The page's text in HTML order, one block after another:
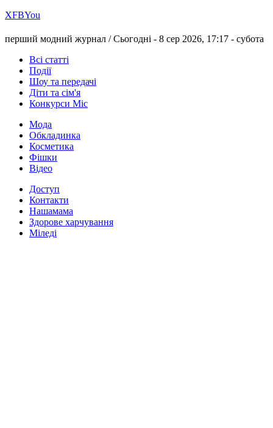
ХFBYou
перший модний журнал /Сьогодні - 8 сер 2026, 17:17 - субота
Всі статті
Події
Шоу та передачі
Діти та сім'я
Конкурси Міс
Мода
Обкладинка
Косметика
Фішки
Відео
Доступ
Контакти
Нашамама
Здорове харчування
Міледі